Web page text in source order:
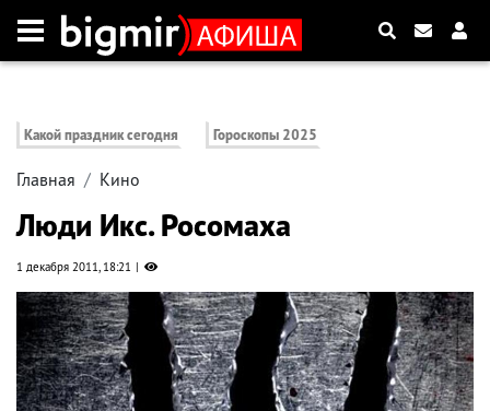
Какой праздник сегодня Гороскопы 2025
Главная Кино
Люди Икс. Росомаха
1 декабря 2011, 18:21